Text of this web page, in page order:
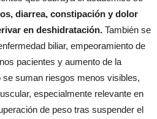
diarrea, constipación y dolor
en deshidratación. También se
biliar, empeoramiento de
pacientes y aumento de la
se suman riesgos menos visibles,
especialmente relevante en
de peso tras suspender el